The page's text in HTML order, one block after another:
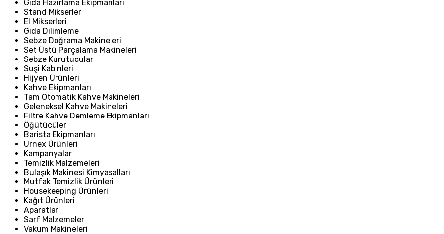
Gıda Hazırlama Ekipmanları
Stand Mikserler
El Mikserleri
Gıda Dilimleme
Sebze Doğrama Makineleri
Set Üstü Parçalama Makineleri
Sebze Kurutucular
Suşi Kabinleri
Hijyen Ürünleri
Kahve Ekipmanları
Tam Otomatik Kahve Makineleri
Geleneksel Kahve Makineleri
Filtre Kahve Demleme Ekipmanları
Öğütücüler
Barista Ekipmanları
Urnex Ürünleri
Kampanyalar
Temizlik Malzemeleri
Bulaşık Makinesi Kimyasalları
Mutfak Temizlik Ürünleri
Housekeeping Ürünleri
Kağıt Ürünleri
Aparatlar
Sarf Malzemeler
Vakum Makineleri